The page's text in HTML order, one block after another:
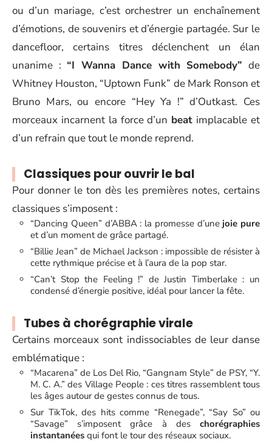
ou d’un mariage, c’est orchestrer un enchaînement
d’émotions, de souvenirs et d’énergie partagée. Sur le
dancefloor, certains titres déclenchent un élan
unanime : “I Wanna Dance with Somebody” de
Whitney Houston, “Uptown Funk” de Mark Ronson et
Bruno Mars, ou encore “Hey Ya !” d’Outkast. Ces
morceaux incarnent la force d’un beat implacable et
d’un refrain que tout le monde reprend.
Classiques pour ouvrir le bal
Pour donner le ton dès les premières notes, certains
classiques s’imposent :
“Dancing Queen” d’ABBA : la promesse d’une joie pure
et d’un moment de grâce partagé.
“Billie Jean” de Michael Jackson : impossible de résister à
cette rythmique précise et à l’aura de la pop star.
“Can’t Stop the Feeling !” de Justin Timberlake : un
condensé d’énergie positive, idéal pour lancer la fête.
Tubes à chorégraphie virale
Certains morceaux sont indissociables de leur danse
emblématique :
“Macarena” de Los Del Rio, “Gangnam Style” de PSY, “Y.
M. C. A.” des Village People : ces titres rassemblent tous
les âges autour de gestes connus de tous.
Sur TikTok, des hits comme “Renegade”, “Say So” ou
“Savage” s’imposent grâce à des chorégraphies
instantanées qui font le tour des réseaux sociaux.